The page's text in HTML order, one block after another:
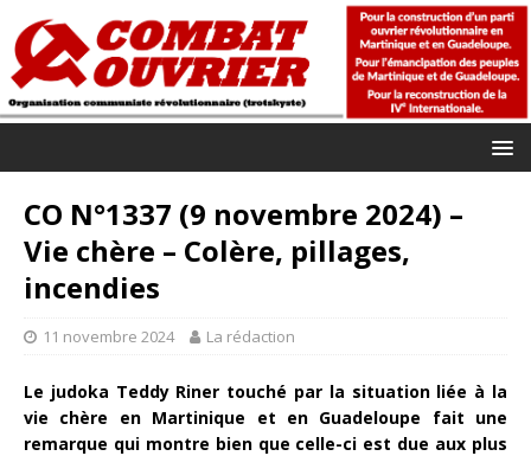
CO N°1337 (9 novembre 2024) –
Vie chère – Colère, pillages,
incendies
11 novembre 2024 La rédaction
Le judoka Teddy Riner touché par la situation liée à la
vie chère en Martinique et en Guadeloupe fait une
remarque qui montre bien que celle-ci est due aux plus